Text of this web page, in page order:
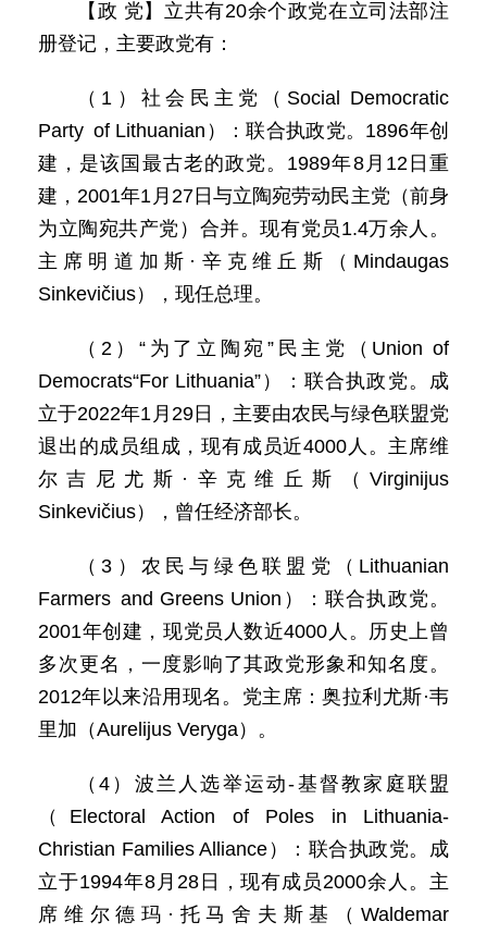
【政 党】立共有20余个政党在立司法部注
册登记，主要政党有：
（1）社会民主党（Social Democratic
Party of Lithuanian）：联合执政党。1896年创
建，是该国最古老的政党。1989年8月12日重
建，2001年1月27日与立陶宛劳动民主党（前身
为立陶宛共产党）合并。现有党员1.4万余人。
主席明道加斯·辛克维丘斯（Mindaugas
Sinkevičius），现任总理。
（2）“为了立陶宛”民主党（Union of
Democrats“For Lithuania”）：联合执政党。成
立于2022年1月29日，主要由农民与绿色联盟党
退出的成员组成，现有成员近4000人。主席维
尔吉尼尤斯·辛克维丘斯（Virginijus
Sinkevičius），曾任经济部长。
（3）农民与绿色联盟党（Lithuanian
Farmers and Greens Union）：联合执政党。
2001年创建，现党员人数近4000人。历史上曾
多次更名，一度影响了其政党形象和知名度。
2012年以来沿用现名。党主席：奥拉利尤斯·韦
里加（Aurelijus Veryga）。
（4）波兰人选举运动-基督教家庭联盟
（Electoral Action of Poles in Lithuania-
Christian Families Alliance）：联合执政党。成
立于1994年8月28日，现有成员2000余人。主
席维尔德玛·托马舍夫斯基（Waldemar